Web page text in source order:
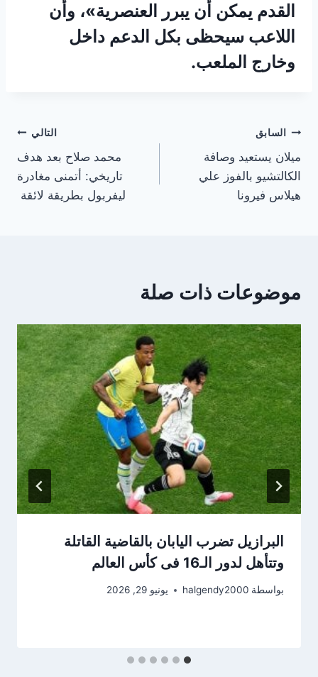
القدم يمكن أن يبرر العنصرية»، وأن
اللاعب سيحظى بكل الدعم داخل
وخارج الملعب.
تصفّح
المقالات
السابق
ميلان يستعيد وصافة
الكالتشيو بالفوز علي
هيلاس فيرونا
التالي
محمد صلاح بعد هدف
تاريخي: أتمنى مغادرة
ليفربول بطريقة لائقة
موضوعات ذات صلة
البرازيل تضرب اليابان بالقاضية القاتلة
وتتأهل لدور الـ16 فى كأس العالم
بواسطة halgendy2000 يونيو 29, 2026